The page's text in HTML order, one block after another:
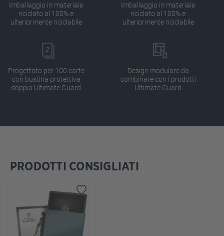
Imballaggio in materiale
riciclato al 100% e
ulteriormente riciclabile
Imballaggio in materiale
riciclato al 100% e
ulteriormente riciclabile
Progettato per 100 carte
con bustina protettiva
doppia Ultimate Guard
Design modulare da
combinare con i prodotti
Ultimate Guard
Salta la galleria dei prodotti
PRODOTTI CONSIGLIATI